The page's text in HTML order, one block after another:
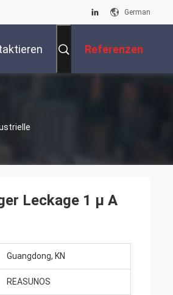
German
Referenzen
Leckage 1 μ A
Guangdong, KN
REASUNOS